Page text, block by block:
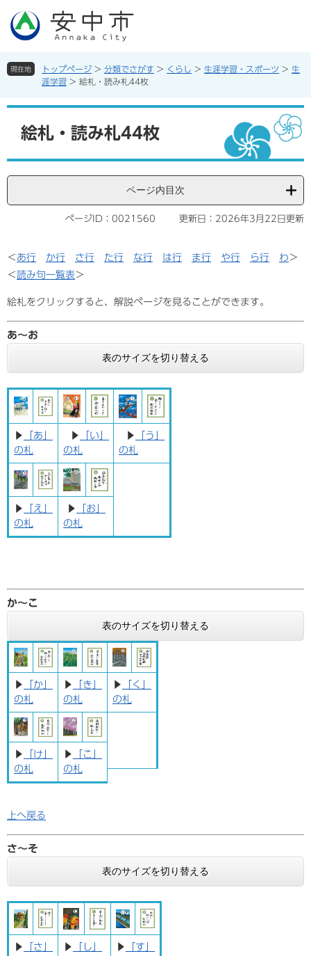
先
す。
を
し
現在地 トップページ > 分類でさがす > くらし > 生涯学習・スポーツ > 生
涯学習 > 絵札・読み札44枚
絵札・読み札44枚
ページ内目次
ページID：0021560 更新日：2026年3月22日更新
＜ あ行 か行 さ行 た行 な行 は行 ま行 や行 ら行 わ ＞
＜読み句一覧表＞
絵札をクリックすると、解説ページを見ることができます。
あ〜お
表のサイズを切り替える
▶
「あ」
の札
▶
「い」
の札
▶
「う」
の札
▶
「え」
の札
▶
「お」
の札
か〜こ
表のサイズを切り替える
▶
「か」
の札
▶
「き」
の札
▶
「く」
の札
▶
「け」
の札
▶
「こ」
の札
上へ戻る
さ〜そ
表のサイズを切り替える
▶
「さ」
▶
「し」
▶
「す」